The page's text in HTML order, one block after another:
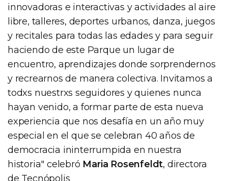
innovadoras e interactivas y actividades al aire
libre, talleres, deportes urbanos, danza, juegos
y recitales para todas las edades y para seguir
haciendo de este Parque un lugar de
encuentro, aprendizajes donde sorprendernos
y recrearnos de manera colectiva. Invitamos a
todxs nuestrxs seguidores y quienes nunca
hayan venido, a formar parte de esta nueva
experiencia que nos desafía en un año muy
especial en el que se celebran 40 años de
democracia ininterrumpida en nuestra
historia" celebró Maria Rosenfeldt, directora
de Tecnópolis